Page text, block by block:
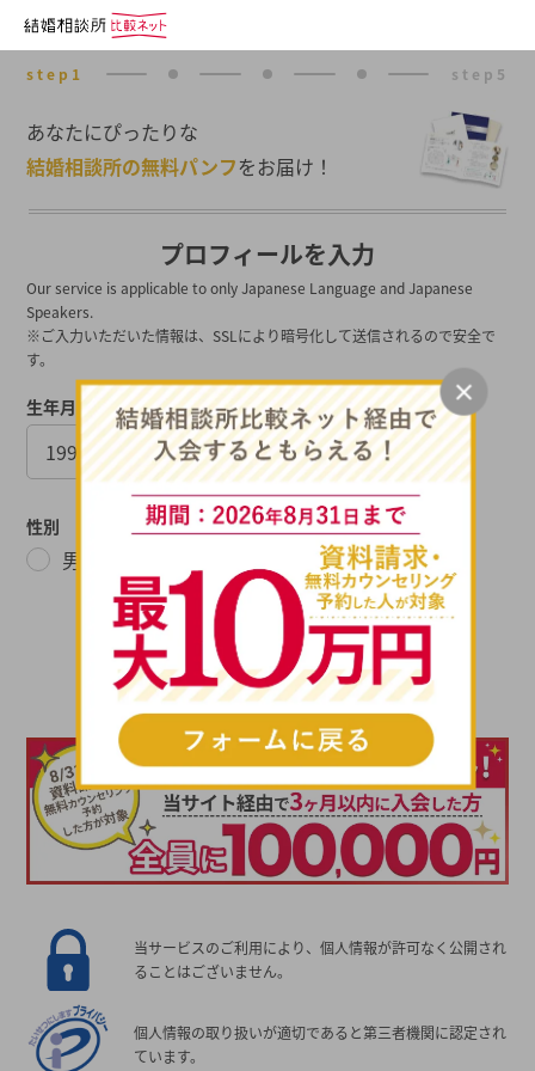
あなたにぴったりな
結婚相談所の無料パンフをお届け！
プロフィールを入力
Our service is applicable to only Japanese Language and Japanese
Speakers.
※ご入力いただいた情報は、SSLにより暗号化して送信されるので安全で
す。
生年月日
性別
男性
次へ進む
当サービスのご利用により、個人情報が許可なく公開され
ることはございません。
個人情報の取り扱いが適切であると第三者機関に認定され
ています。